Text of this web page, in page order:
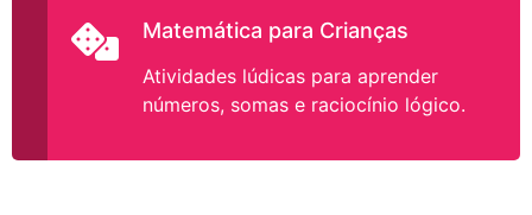
Matemática para Crianças
Atividades lúdicas para aprender
números, somas e raciocínio lógico.